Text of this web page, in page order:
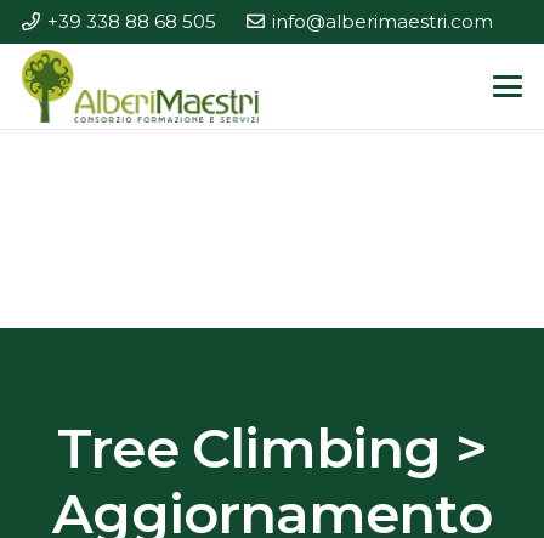
+39 338 88 68 505 info@alberimaestri.com
Tree Climbing >
Aggiornamento